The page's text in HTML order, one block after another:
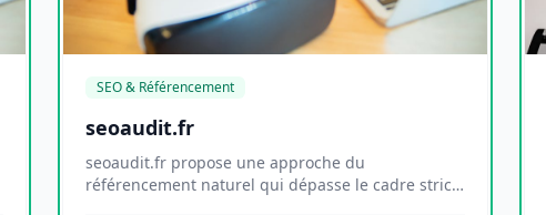
SEO & Référencement
seoaudit.fr
seoaudit.fr propose une approche du
référencement naturel qui dépasse le cadre strict